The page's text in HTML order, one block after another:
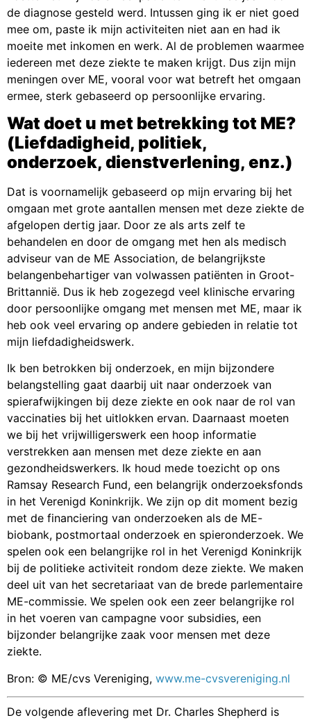
de diagnose gesteld werd. Intussen ging ik er niet goed
mee om, paste ik mijn activiteiten niet aan en had ik
moeite met inkomen en werk. Al de problemen waarmee
iedereen met deze ziekte te maken krijgt. Dus zijn mijn
meningen over ME, vooral voor wat betreft het omgaan
ermee, sterk gebaseerd op persoonlijke ervaring.
Wat doet u met betrekking tot ME?
(Liefdadigheid, politiek,
onderzoek, dienstverlening, enz.)
Dat is voornamelijk gebaseerd op mijn ervaring bij het
omgaan met grote aantallen mensen met deze ziekte de
afgelopen dertig jaar. Door ze als arts zelf te
behandelen en door de omgang met hen als medisch
adviseur van de ME Association, de belangrijkste
belangenbehartiger van volwassen patiënten in Groot-
Brittannië. Dus ik heb zogezegd veel klinische ervaring
door persoonlijke omgang met mensen met ME, maar ik
heb ook veel ervaring op andere gebieden in relatie tot
mijn liefdadigheidswerk.
Ik ben betrokken bij onderzoek, en mijn bijzondere
belangstelling gaat daarbij uit naar onderzoek van
spierafwijkingen bij deze ziekte en ook naar de rol van
vaccinaties bij het uitlokken ervan. Daarnaast moeten
we bij het vrijwilligerswerk een hoop informatie
verstrekken aan mensen met deze ziekte en aan
gezondheidswerkers. Ik houd mede toezicht op ons
Ramsay Research Fund, een belangrijk onderzoeksfonds
in het Verenigd Koninkrijk. We zijn op dit moment bezig
met de financiering van onderzoeken als de ME-
biobank, postmortaal onderzoek en spieronderzoek. We
spelen ook een belangrijke rol in het Verenigd Koninkrijk
bij de politieke activiteit rondom deze ziekte. We maken
deel uit van het secretariaat van de brede parlementaire
ME-commissie. We spelen ook een zeer belangrijke rol
in het voeren van campagne voor subsidies, een
bijzonder belangrijke zaak voor mensen met deze
ziekte.
Bron: © ME/cvs Vereniging, www.me-cvsvereniging.nl
De volgende aflevering met Dr. Charles Shepherd is